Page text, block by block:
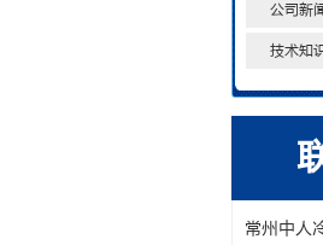
公司新
技术知
常州中人